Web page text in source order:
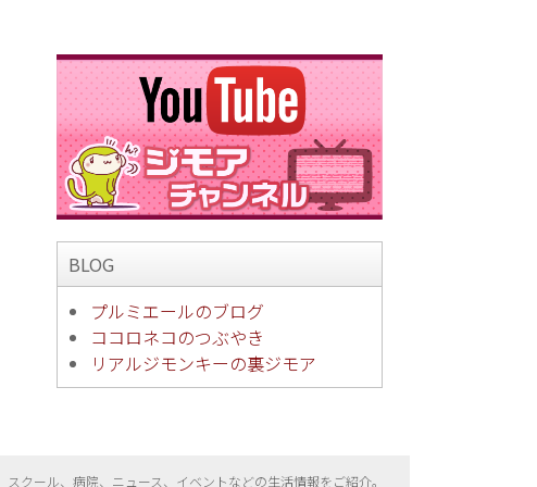
BLOG
プルミエールのブログ
ココロネコのつぶやき
リアルジモンキーの裏ジモア
スクール、病院、ニュース、イベントなどの生活情報をご紹介。